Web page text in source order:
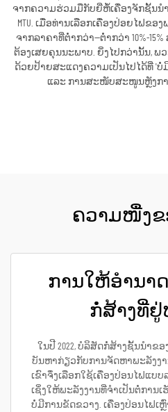
ຈາກຄວາມຮ່ວມມືກັບຍີ່ຫໍ້ເຄື່ອງຈັກຊັ້ນນຳຂອ
MTU. ເມື່ອທ່ານເລືອກເຄື່ອງປ່ອຍໄຟຂ
ຈາກລາຄາທີ່ຕ່ຳກວ່າ—ຕ່ຳກວ່າ 10%-
ຕ້ອງເສຍຄຸນນະພາບ. ຍິ່ງໄປກວ່ານັ້ນ,
ດ້ວຍປ້າຍສະແດງຄວາມເປັນໄປໄດ້ທີ່ '
ແລະ ການສະໜັບສະໜູນຫຼັງກ
ຄວາມໜື່ງຂ
ການໃຫ້ອຳນາ
ກໍ່ສ້າງທີ່ຢູ່
ໃນປີ 2022, ບໍລິສັດກໍ່ສ້າງຊັ້ນນຳຂ
ບັນຫາກ່ຽວກັບການຈັດຫາພະລັງງ
ເຂົາຈຶ່ງເລືອກໃຊ້ເຄື່ອງປ່ອນໄຟແບ
ເຊິ່ງໃຫ້ພະລັງງານທີ່ຈຳເປັນຕໍ່ການ
ບໍ່ມີການຂັດຂວາງ. ເຄື່ອງປ່ອນໄຟເ